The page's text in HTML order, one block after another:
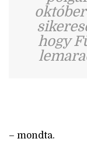
hogy
– mondta.